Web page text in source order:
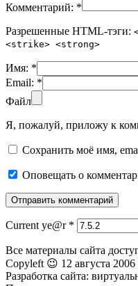
Комментарий: *
Разрешенные HTML-тэги:
<strike> <strong>
Имя: *
Email: *
Файл
Я, пожалуй, приложу к
Сохранить моё имя,
Оповещать о
Current ye@r *
Все материалы сайта
Copyleft 😉 12 августа
Разработка сайта: